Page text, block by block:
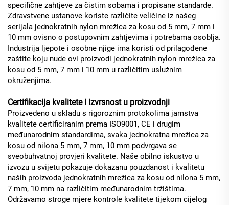
specifične zahtjeve za čistim sobama i propisane standarde.
Zdravstvene ustanove koriste različite veličine iz našeg
serijala jednokratnih nylon mrežica za kosu od 5 mm, 7 mm i
10 mm ovisno o postupovnim zahtjevima i potrebama osoblja.
Industrija ljepote i osobne njige ima koristi od prilagođene
zaštite koju nude ovi proizvodi jednokratnih nylon mrežica za
kosu od 5 mm, 7 mm i 10 mm u različitim uslužnim
okruženjima.
Certifikacija kvalitete i izvrsnost u proizvodnji
Proizvedeno u skladu s rigoroznim protokolima jamstva
kvalitete certificiranim prema ISO9001, CE i drugim
međunarodnim standardima, svaka jednokratna mrežica za
kosu od nilona 5 mm, 7 mm, 10 mm podvrgava se
sveobuhvatnoj provjeri kvalitete. Naše obilno iskustvo u
izvozu u svijetu pokazuje dokazanu pouzdanost i kvalitetu
naših proizvoda jednokratnih mrežica za kosu od nilona 5 mm,
7 mm, 10 mm na različitim međunarodnim tržištima.
Održavamo stroge mjere kontrole kvalitete tijekom cijelog